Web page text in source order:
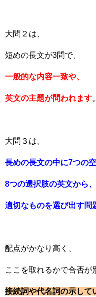
大問２は、
短めの長文が3問で、
一般的な内容一致や、
英文の主題が問われます。
大問３は、
長めの長文の中に7つの空
8つの選択肢の英文から、
適切なものを選び出す問
配点がかなり高く、
ここを取れるかで合否が
接続詞や代名詞の示して